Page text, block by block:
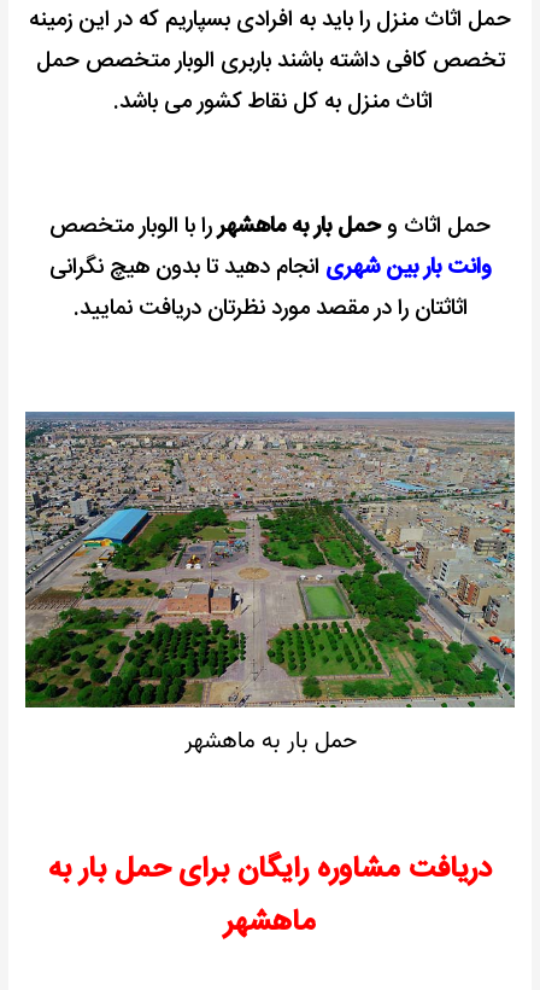
حمل اثاث منزل را باید به افرادی بسپاریم که در این زمینه
تخصص کافی داشته باشند باربری الوبار متخصص حمل
اثاث منزل به کل نقاط کشور می باشد.
حمل اثاث وحمل بار به ماهشهررا با الوبار متخصص
وانت بار بین شهری انجام دهید تا بدون هیچ نگرانی
اثاثتان را در مقصد مورد نظرتان دریافت نمایید.
حمل بار به ماهشهر
دریافت مشاوره رایگان برای حمل بار به
ماهشهر